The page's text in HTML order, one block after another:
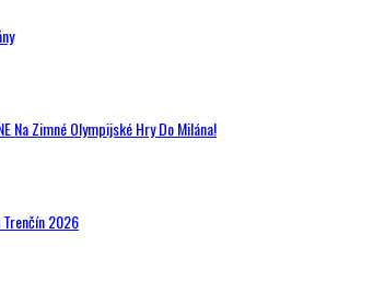
Na Zimné Olympijské Hry Do Milána!
Trenčín 2026